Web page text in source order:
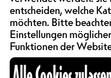
ONLY
Kommt und
entscheiden, welche
möchten. Bitte
Einstellungen
Funktionen der